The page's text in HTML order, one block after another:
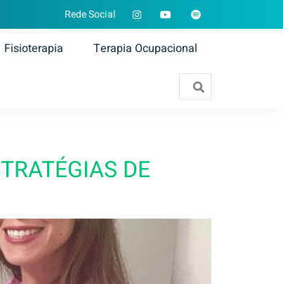
Rede Social
Fisioterapia Terapia Ocupacional
DE